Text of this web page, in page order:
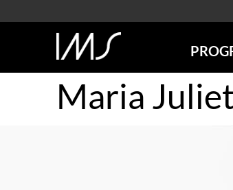
AGENDA
SÃO
Maria